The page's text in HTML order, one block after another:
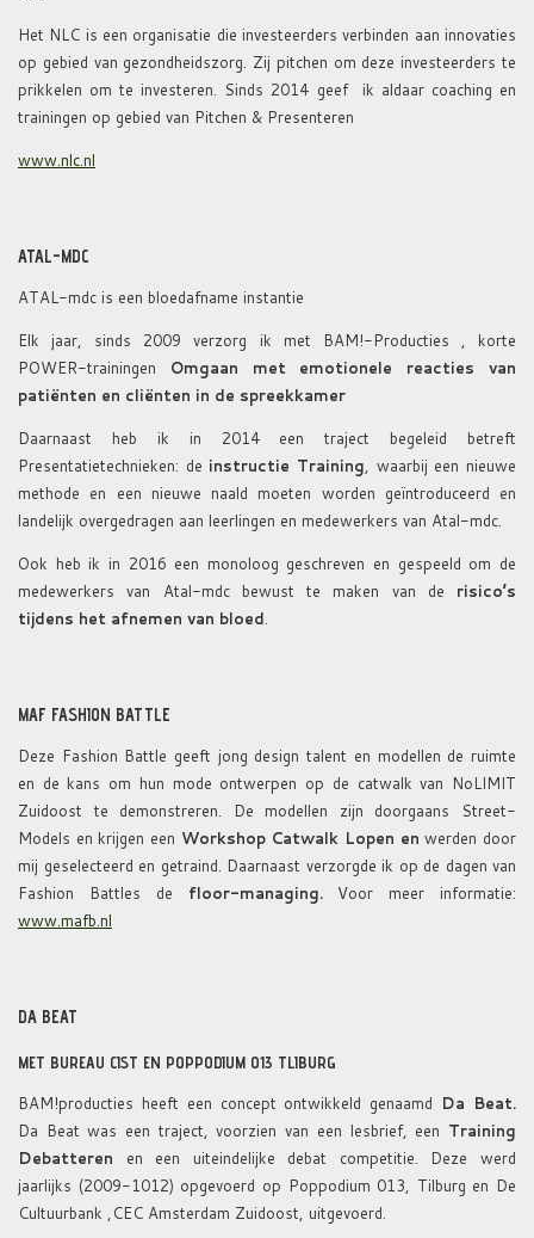
Het NLC is een organisatie die investeerders verbinden aan innovaties
op gebied van gezondheidszorg. Zij pitchen om deze investeerders te
prikkelen om te investeren. Sinds 2014 geef ik aldaar coaching en
trainingen op gebied van Pitchen & Presenteren
www.nlc.nl
ATAL-MDC
ATAL-mdc is een bloedafname instantie
Elk jaar, sinds 2009 verzorg ik met BAM!-Producties , korte
POWER-trainingen Omgaan met emotionele reacties van
patiënten en cliënten in de spreekkamer
Daarnaast heb ik in 2014 een traject begeleid betreft
Presentatietechnieken: de instructie Training, waarbij een nieuwe
methode en een nieuwe naald moeten worden geïntroduceerd en
landelijk overgedragen aan leerlingen en medewerkers van Atal-mdc.
Ook heb ik in 2016 een monoloog geschreven en gespeeld om de
medewerkers van Atal-mdc bewust te maken van de risico’s
tijdens het afnemen van bloed.
MAF FASHION BATTLE
Deze Fashion Battle geeft jong design talent en modellen de ruimte
en de kans om hun mode ontwerpen op de catwalk van NoLIMIT
Zuidoost te demonstreren. De modellen zijn doorgaans Street-
Models en krijgen een Workshop Catwalk Lopen enwerden door
mij geselecteerd en getraind. Daarnaast verzorgde ik op de dagen van
Fashion Battles de floor-managing.Voor meer informatie:
www.mafb.nl
DA BEAT
MET BUREAU CIST EN POPPODIUM 013 TLIBURG
BAM!producties heeft een concept ontwikkeld genaamd Da Beat.
Da Beat was een traject, voorzien van een lesbrief, een Training
Debatteren en een uiteindelijke debat competitie. Deze werd
jaarlijks (2009-1012) opgevoerd op Poppodium 013, Tilburg en De
Cultuurbank ,CEC Amsterdam Zuidoost, uitgevoerd.